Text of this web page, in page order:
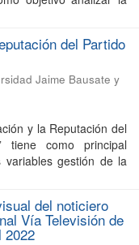
del Partido
Jaime Bausate y
y la Reputación del
tiene como principal
gestión de la
del noticiero
Vía Televisión de
2022